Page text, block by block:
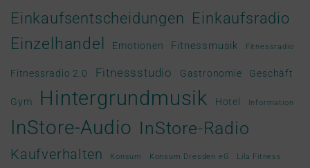
Einkaufsentscheidungen Einkaufsradio
Einzelhandel Emotionen Fitnessmusik Fitnessradio
Fitnessradio 2.0 Fitnessstudio Gastronomie Geschäft
Gym Hintergrundmusik Hotel Information
InStore-Audio InStore-Radio
Kaufverhalten Konsum Konsum Dresden eG Lila Fitness